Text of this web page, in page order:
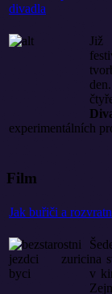
divadla
Již
experimentálních
Film
Jak buřiči a
na
v